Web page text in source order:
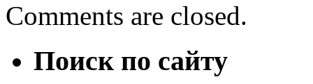
Comments are closed.
Поиск по сайту